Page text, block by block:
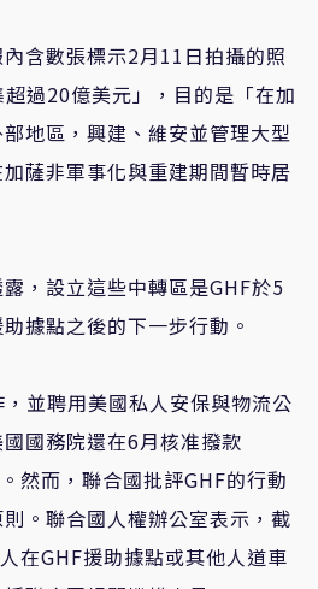
含數張標示2月11 日拍攝的照
過20億美元」，目的是「在加
地區，興建、維安並管理大型
薩非軍事化與重建期間暫時居
，設立這些中轉區是GHF於5
據點之後的下一步行動。
並聘用美國私人安保與物流公
國務院還在6月核准撥款
。然而，聯合國批評GHF的行動
。聯合國人權辦公室表示，截
人在GHF援助據點或其他人道車